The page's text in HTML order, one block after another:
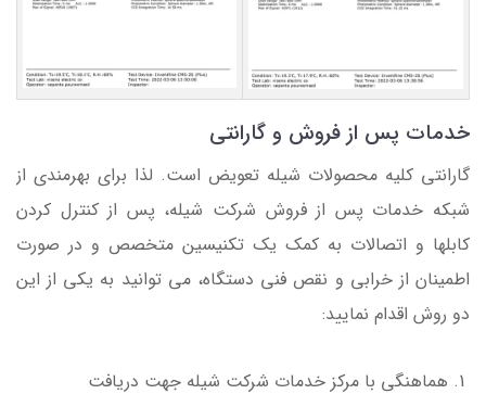
خدمات پس از فروش و گارانتی
گارانتی کلیه محصولات شیله تعویض است. لذا برای بهرمندی از
شبکه خدمات پس از فروش شرکت شیله، پس از کنترل کردن
کابلها و اتصالات به کمک یک تکنیسین متخصص و در صورت
اطمینان از خرابی و نقص فنی دستگاه، می توانید به یکی از این
دو روش اقدام نمایید:
هماهنگی با مرکز خدمات شرکت شیله جهت دریافت